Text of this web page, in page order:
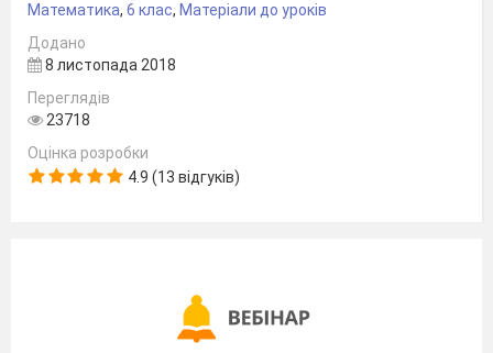
Математика, 6 клас, Матеріали до уроків
Додано
8 листопада 2018
Переглядів
23718
Оцінка розробки
4.9 (13 відгуків)